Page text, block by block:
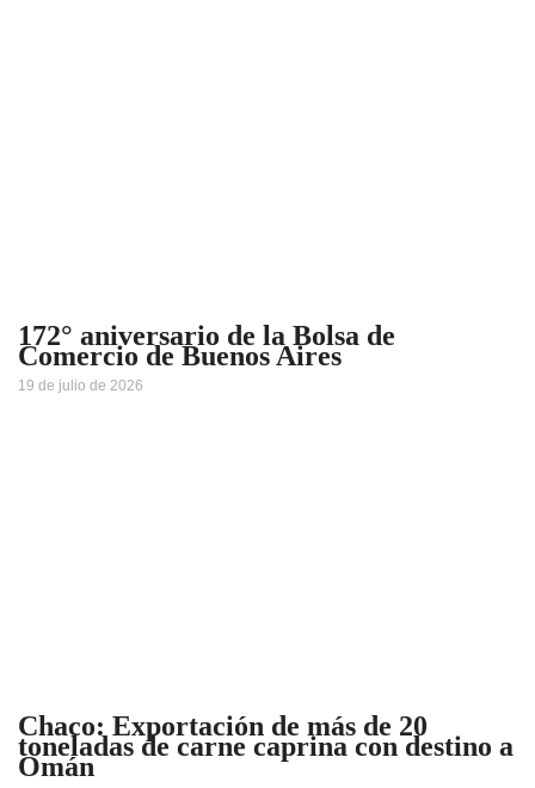
172° aniversario de la Bolsa de
Comercio de Buenos Aires
19 de julio de 2026
Chaco: Exportación de más de 20
toneladas de carne caprina con destino a
Omán